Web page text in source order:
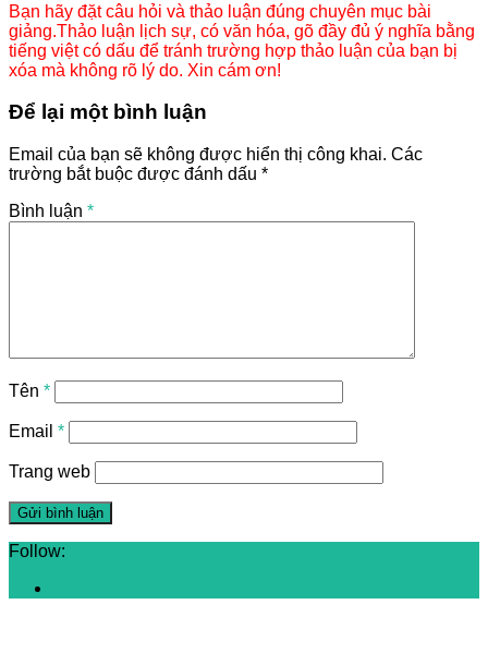
Bạn hãy đặt câu hỏi và thảo luận đúng chuyên mục bài
giảng.Thảo luận lịch sự, có văn hóa, gõ đầy đủ ý nghĩa bằng
tiếng việt có dấu để tránh trường hợp thảo luận của bạn bị
xóa mà không rõ lý do. Xin cám ơn!
Để lại một bình luận
Email của bạn sẽ không được hiển thị công khai. Các
trường bắt buộc được đánh dấu *
Bình luận *
Tên *
Email *
Trang web
Follow: